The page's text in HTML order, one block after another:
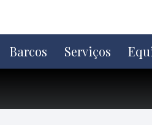
o
conteúdo
Barcos Serviços